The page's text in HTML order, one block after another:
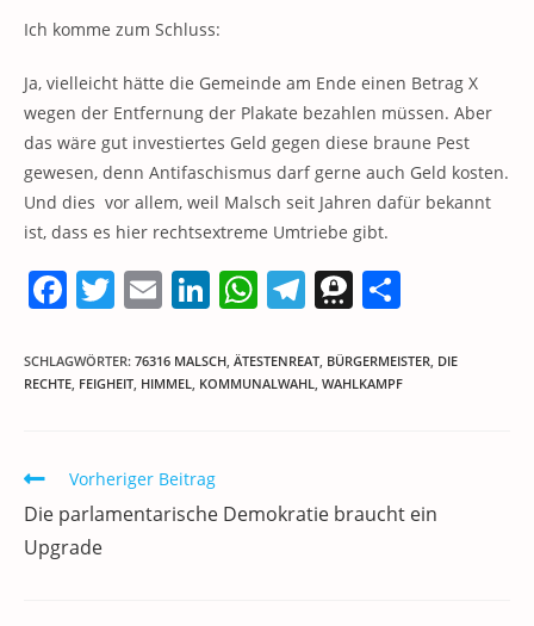
Ich komme zum Schluss:
Ja, vielleicht hätte die Gemeinde am Ende einen Betrag X
wegen der Entfernung der Plakate bezahlen müssen. Aber
das wäre gut investiertes Geld gegen diese braune Pest
gewesen, denn Antifaschismus darf gerne auch Geld kosten.
Und dies vor allem, weil Malsch seit Jahren dafür bekannt
ist, dass es hier rechtsextreme Umtriebe gibt.
F
c
e
o
o
k
T
itt
er
E
ai
l
Li
k
e
n
W
at
s
p
T
e
gr
T
re
e
le
SCHLAGWÖRTER: 76316 MALSCH, ÄTESTENREAT, BÜRGERMEISTER, DIE
RECHTE, FEIGHEIT, HIMMEL, KOMMUNALWAHL, WAHLKAMPF
Weitere
ansehen
Vorheriger Beitrag
Die parlamentarische Demokratie braucht ein
Upgrade